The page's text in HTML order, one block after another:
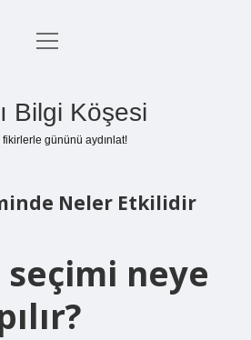
Anasayfa
Yasal Uyarı
menüyü
Bilgi Köşesi
fikirlerle gününü aydınlat!
Neler Etkilidir
neye